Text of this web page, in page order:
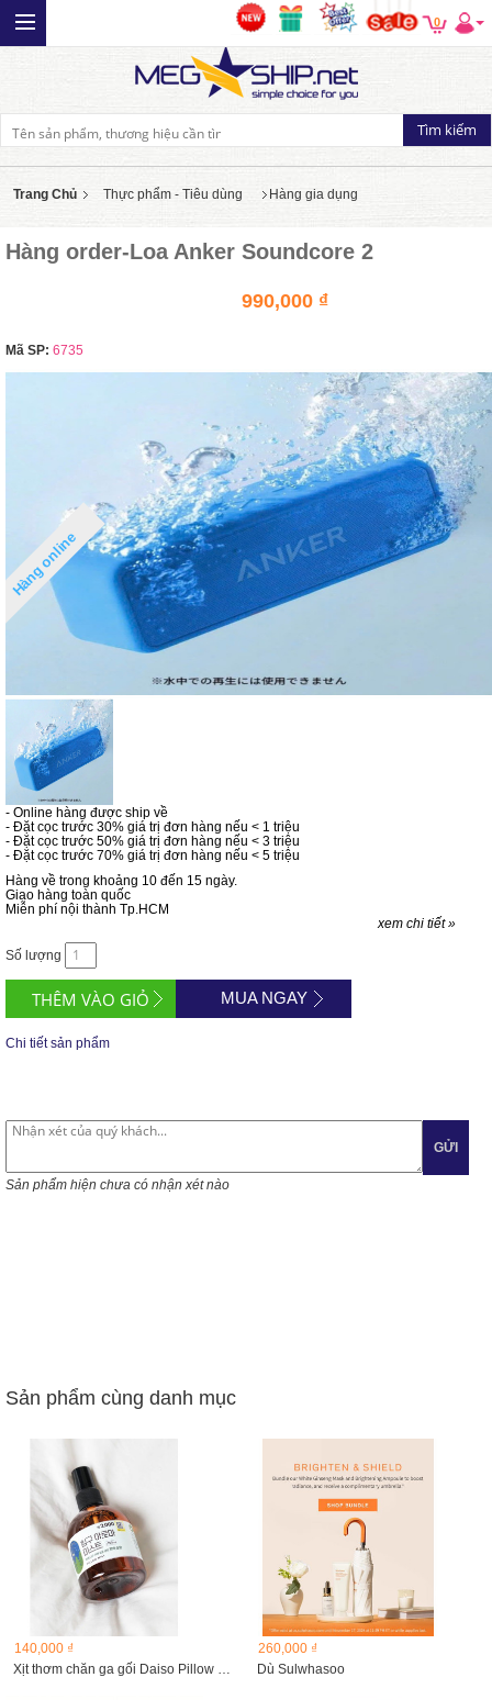
0
Trang Chủ Thực phẩm - Tiêu dùng Hàng gia dụng
Hàng order-Loa Anker Soundcore 2
990,000 ₫
Mã SP: 6735
Hàng online
- Online hàng được ship về
- Đặt cọc trước 30% giá trị đơn hàng nếu < 1 triệu
- Đặt cọc trước 50% giá trị đơn hàng nếu < 3 triệu
- Đặt cọc trước 70% giá trị đơn hàng nếu < 5 triệu
Hàng về trong khoảng 10 đến 15 ngày.
Giao hàng toàn quốc
Miễn phí nội thành Tp.HCM
xem chi tiết »
Số lượng
MUA NGAY
Chi tiết sản phẩm
GỬI
Sản phẩm hiện chưa có nhận xét nào
Sản phẩm cùng danh mục
140,000 ₫
Xịt thơm chăn ga gối Daiso Pillow Mist 150ml
260,000 ₫
Dù Sulwhasoo